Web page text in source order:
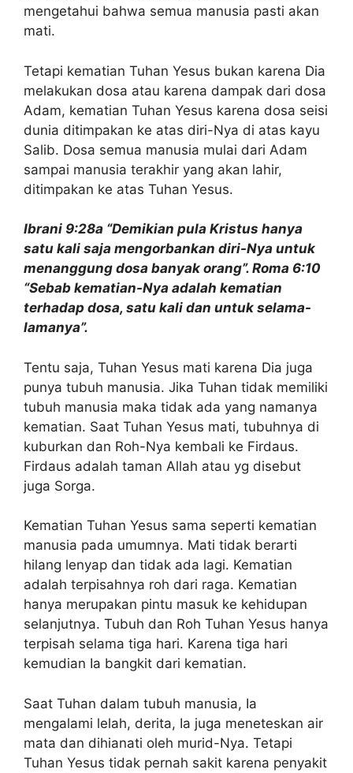
mengetahui bahwa semua manusia pasti akan
mati.
Tetapi kematian Tuhan Yesus bukan karena Dia
melakukan dosa atau karena dampak dari dosa
Adam, kematian Tuhan Yesus karena dosa seisi
dunia ditimpakan ke atas diri-Nya di atas kayu
Salib. Dosa semua manusia mulai dari Adam
sampai manusia terakhir yang akan lahir,
ditimpakan ke atas Tuhan Yesus.
Ibrani 9:28a “Demikian pula Kristus hanya
satu kali saja mengorbankan diri-Nya untuk
menanggung dosa banyak orang”. Roma 6:10
“Sebab kematian-Nya adalah kematian
terhadap dosa, satu kali dan untuk selama-
lamanya”.
Tentu saja, Tuhan Yesus mati karena Dia juga
punya tubuh manusia. Jika Tuhan tidak memiliki
tubuh manusia maka tidak ada yang namanya
kematian. Saat Tuhan Yesus mati, tubuhnya di
kuburkan dan Roh-Nya kembali ke Firdaus.
Firdaus adalah taman Allah atau yg disebut
juga Sorga.
Kematian Tuhan Yesus sama seperti kematian
manusia pada umumnya. Mati tidak berarti
hilang lenyap dan tidak ada lagi. Kematian
adalah terpisahnya roh dari raga. Kematian
hanya merupakan pintu masuk ke kehidupan
selanjutnya. Tubuh dan Roh Tuhan Yesus hanya
terpisah selama tiga hari. Karena tiga hari
kemudian Ia bangkit dari kematian.
Saat Tuhan dalam tubuh manusia, Ia
mengalami lelah, derita, Ia juga meneteskan air
mata dan dihianati oleh murid-Nya. Tetapi
Tuhan Yesus tidak pernah sakit karena penyakit